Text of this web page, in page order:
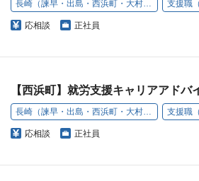
長崎（諫早・出島・西浜町・大村・西本町）
応相談 正社員
【西浜町】就労支援キャリアアドバ
長崎（諫早・出島・西浜町・大村・西本町）
応相談 正社員